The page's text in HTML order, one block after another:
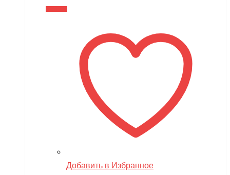
Добавить в Избранное